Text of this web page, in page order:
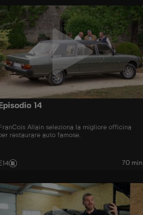
Episodio 14
FranCois Allain seleziona la migliore officina
restaurare auto famose.
70 min